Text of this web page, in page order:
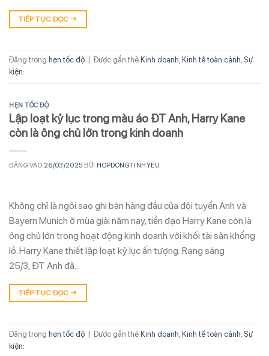
TIẾP TỤC ĐỌC →
Đăng trong hẹn tốc độ Được gắn thẻ Kinh doanh Kinh tế toàn cảnh Sự
kiện:
HẸN TỐC ĐỘ
Lập loạt kỷ lục trong màu áo ĐT Anh, Harry Kane
còn là ông chủ lớn trong kinh doanh
ĐĂNG VÀO 26/03/2025 BỞI HOPDONGTINHYEU
Không chỉ là ngôi sao ghi bàn hàng đầu của đội tuyển Anh và
Bayern Munich ở mùa giải năm nay, tiền đạo Harry Kane còn là
ông chủ lớn trong hoạt động kinh doanh với khối tài sản khổng
lồ. Harry Kane thiết lập loạt kỷ lục ấn tượng: Rạng sáng
25/3, ĐT Anh đã…
TIẾP TỤC ĐỌC →
Đăng trong hẹn tốc độ | Được gắn thẻ Kinh doanh Kinh tế toàn cảnh Sự
kiện: